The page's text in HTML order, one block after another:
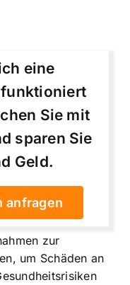
eine
funktioniert
Sie mit
sparen Sie
Geld.
anfragen
zur
um Schäden an